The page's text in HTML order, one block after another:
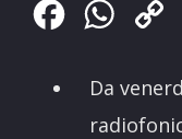
Facebook
Da